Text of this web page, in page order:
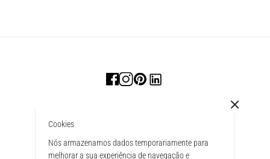
Cookies
Nós armazenamos dados temporariamente para
melhorar a sua experiência de navegação e